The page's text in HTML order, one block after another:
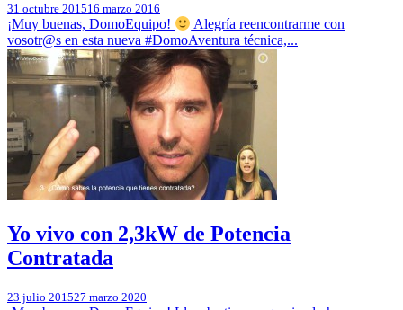
31 octubre 201516 marzo 2016
¡Muy buenas, DomoEquipo!
Alegría reencontrarme con
vosotr@s en esta nueva #DomoAventura técnica,...
Yo vivo con 2,3kW de Potencia
Contratada
23 julio 201527 marzo 2020